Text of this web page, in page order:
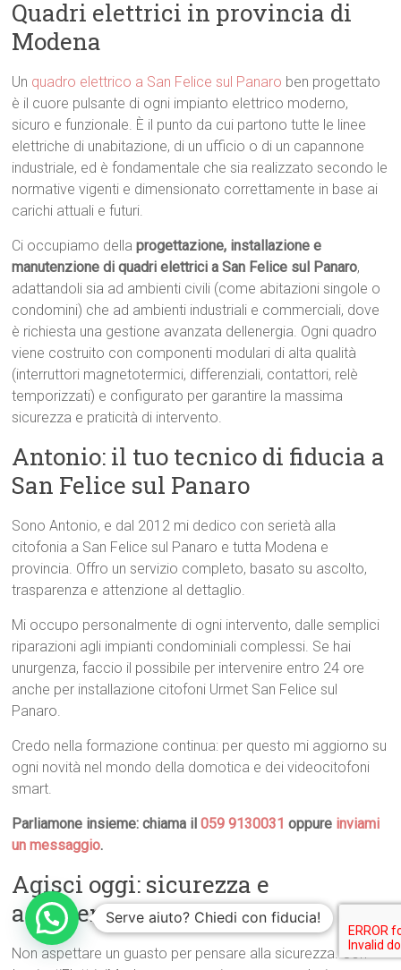
Quadri elettrici in provincia di
Modena
Un quadro elettrico a San Felice sul Panaro ben progettato
è il cuore pulsante di ogni impianto elettrico moderno,
sicuro e funzionale. È il punto da cui partono tutte le linee
elettriche di unabitazione, di un ufficio o di un capannone
industriale, ed è fondamentale che sia realizzato secondo le
normative vigenti e dimensionato correttamente in base ai
carichi attuali e futuri.
Ci occupiamo dellaprogettazione, installazione e
manutenzione di quadri elettrici a San Felice sul Panaro,
adattandoli sia ad ambienti civili (come abitazioni singole o
condomini) che ad ambienti industriali e commerciali, dove
è richiesta una gestione avanzata dellenergia. Ogni quadro
viene costruito con componenti modulari di alta qualità
(interruttori magnetotermici, differenziali, contattori, relè
temporizzati) e configurato per garantire la massima
sicurezza e praticità di intervento.
Antonio: il tuo tecnico di fiducia a
San Felice sul Panaro
Sono Antonio, e dal 2012 mi dedico con serietà alla
citofonia a San Felice sul Panaro e tutta Modena e
provincia. Offro un servizio completo, basato su ascolto,
trasparenza e attenzione al dettaglio.
Mi occupo personalmente di ogni intervento, dalle semplici
riparazioni agli impianti condominiali complessi. Se hai
unurgenza, faccio il possibile per intervenire entro 24 ore
anche per installazione citofoni Urmet San Felice sul
Panaro.
Credo nella formazione continua: per questo mi aggiorno su
ogni novità nel mondo della domotica e dei videocitofoni
smart.
Parliamone insieme: chiama il059 9130031 oppure inviami
un messaggio.
Agisci oggi: sicurezza e
assistenza sono a un passo
Non aspettare un guasto per pensare alla sicurezza. Con
Serve aiuto? Chiedi con fiducia!